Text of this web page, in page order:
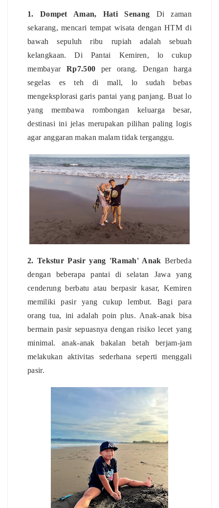
1. Dompet Aman, Hati Senang Di zaman
sekarang, mencari tempat wisata dengan HTM di
bawah sepuluh ribu rupiah adalah sebuah
kelangkaan. Di Pantai Kemiren, lo cukup
membayar Rp7.500 per orang. Dengan harga
segelas es teh di mall, lo sudah bebas
mengeksplorasi garis pantai yang panjang. Buat lo
yang membawa rombongan keluarga besar,
destinasi ini jelas merupakan pilihan paling logis
agar anggaran makan malam tidak terganggu.
2. Tekstur Pasir yang 'Ramah' Anak Berbeda
dengan beberapa pantai di selatan Jawa yang
cenderung berbatu atau berpasir kasar, Kemiren
memiliki pasir yang cukup lembut. Bagi para
orang tua, ini adalah poin plus. Anak-anak bisa
bermain pasir sepuasnya dengan risiko lecet yang
minimal. anak-anak bakalan betah berjam-jam
melakukan aktivitas sederhana seperti menggali
pasir.